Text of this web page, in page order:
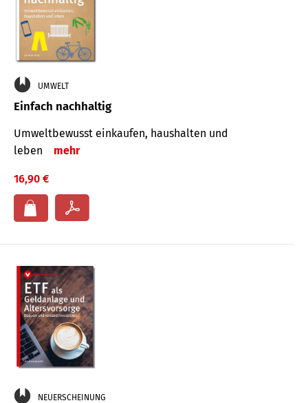
UMWELT
Einfach nachhaltig
Umweltbewusst einkaufen, haushalten und
leben
mehr
16,90 €
NEUERSCHEINUNG